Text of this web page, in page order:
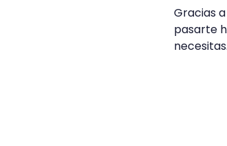
Gracias
pasarte